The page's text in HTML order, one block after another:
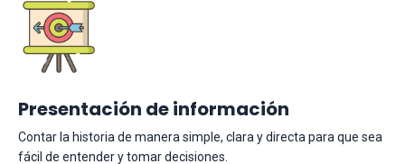
Presentación de información
Contar la historia de manera simple, clara y directa para que sea
fácil de entender y tomar decisiones.